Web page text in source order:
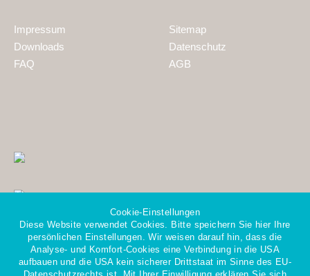
Cookie-Einstellungen
Diese Website verwendet Cookies. Bitte speichern Sie hier Ihre
persönlichen Einstellungen. Wir weisen darauf hin, dass die
Analyse- und Komfort-Cookies eine Verbindung in die USA
aufbauen und die USA kein sicherer Drittstaat im Sinne des EU-
Impressum
Downloads
FAQ
Sitemap
Datenschutz
AGB